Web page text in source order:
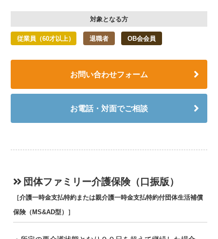
対象となる方
従業員（60才以上） 退職者 OB会会員
お問い合わせフォーム
お電話・対面でご相談
団体ファミリー介護保険（口振版）
［介護一時金支払特約または親介護一時金支払特約付団体生活補償
保険（MS&AD型）］